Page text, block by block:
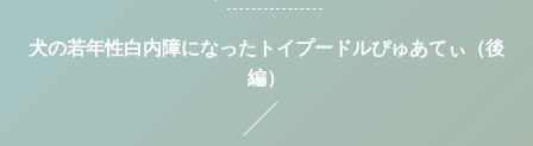
犬の若年性白内障になったトイプードルぴゅあてぃ（後
編）